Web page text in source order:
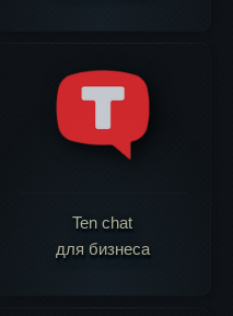
Ten chat
для бизнеса